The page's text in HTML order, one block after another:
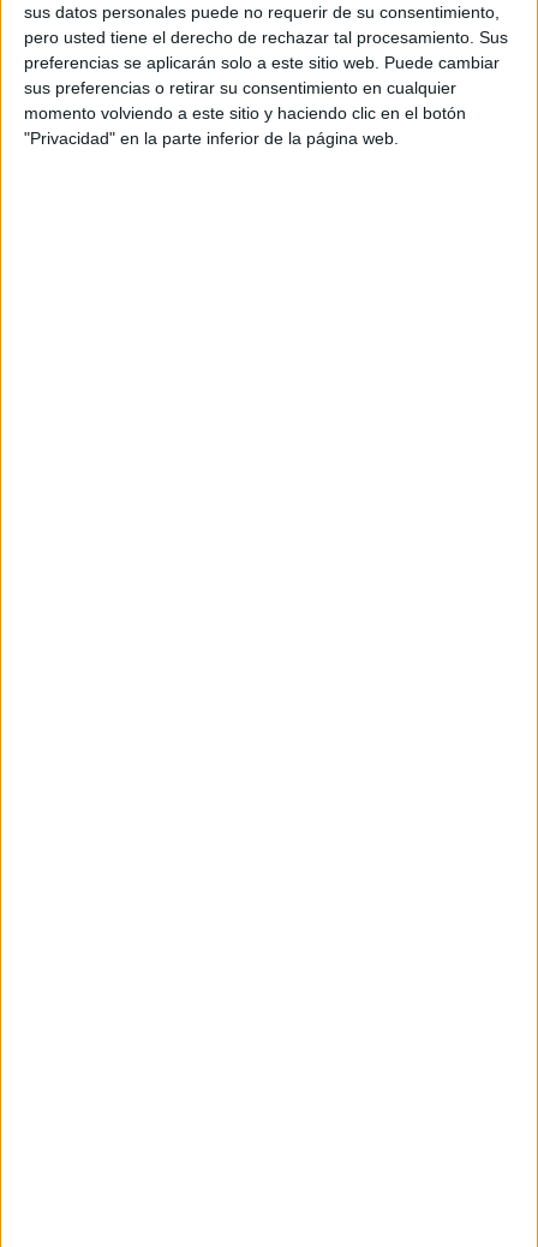
sus datos personales puede no requerir de su consentimiento,
pero usted tiene el derecho de rechazar tal procesamiento. Sus
preferencias se aplicarán solo a este sitio web. Puede cambiar
sus preferencias o retirar su consentimiento en cualquier
momento volviendo a este sitio y haciendo clic en el botón
"Privacidad" en la parte inferior de la página web.